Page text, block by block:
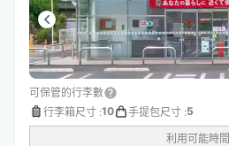
可保管的行李數
行李箱尺寸 :10 手提包尺寸 :5
利用可能時間